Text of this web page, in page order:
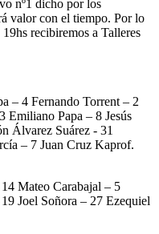
nº1 dicho por los
valor con el tiempo. Por lo
recibiremos a Talleres
– 4 Fernando Torrent – 2
Emiliano Papa – 8 Jesús
Álvarez Suárez - 31
– 7 Juan Cruz Kaprof.
Mateo Carabajal – 5
Joel Soñora – 27 Ezequiel